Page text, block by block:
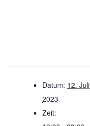
Datum: 12. Juli
2023
Zeit: